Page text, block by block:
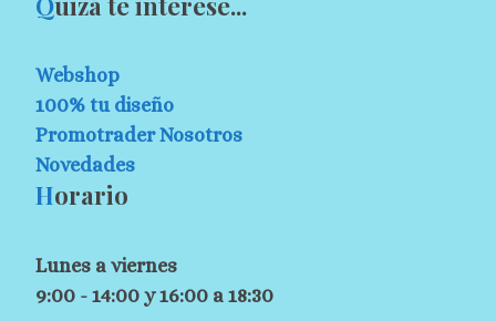
Webshop
100% tu diseño
Promotrader Nosotros
Novedades
Horario
Lunes a viernes
9:00 - 14:00 y 16:00 a 18:30